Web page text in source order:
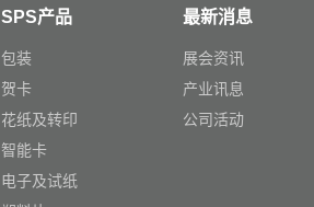
SPS产品
包装
贺卡
花纸及转印
智能卡
电子及试纸
最新消息
展会资讯
产业讯息
公司活动